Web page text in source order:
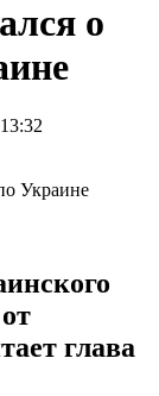
о
глава